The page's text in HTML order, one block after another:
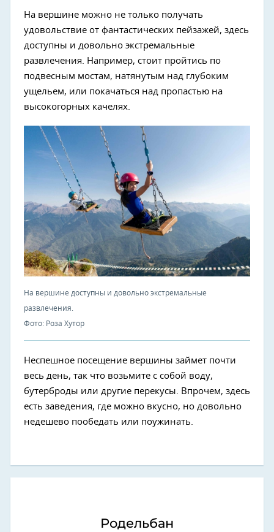
На вершине можно не только получать
удовольствие от фантастических пейзажей, здесь
доступны и довольно экстремальные
развлечения. Например, стоит пройтись по
подвесным мостам, натянутым над глубоким
ущельем, или покачаться над пропастью на
высокогорных качелях.
На вершине доступны и довольно экстремальные
развлечения.
Фото: Роза Хутор
Неспешное посещение вершины займет почти
весь день, так что возьмите с собой воду,
бутерброды или другие перекусы. Впрочем, здесь
есть заведения, где можно вкусно, но довольно
недешево пообедать или поужинать.
Родельбан